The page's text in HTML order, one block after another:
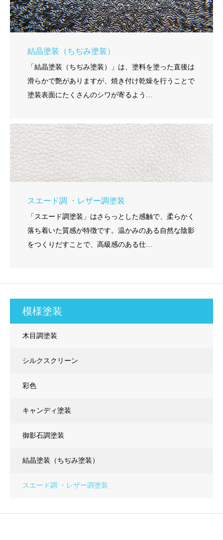
結晶塗装（ちぢみ塗装）
「結晶塗装（ちぢみ塗装）」は、塗料を塗った直後は
滑らかで艶がありますが、焼き付け乾燥を行うことで
塗装表面にたくさんのシワが寄るよう…
スエード調 ・レザー調塗装
「スエード調塗装」はさらっとした感触で、柔らかく
落ち着いた質感が特徴です。温かみのある自然な陰影
をつくりだすことで、高級感のある仕…
模様塗装
木目調塗装
シルクスクリーン
彩色
キャンディ塗装
御影石調塗装
結晶塗装（ちぢみ塗装）
スエード調 ・レザー調塗装